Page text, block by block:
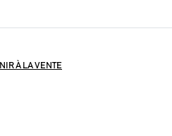
À LA VENTE